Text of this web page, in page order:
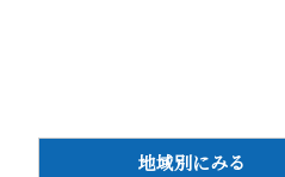
地域別にみる